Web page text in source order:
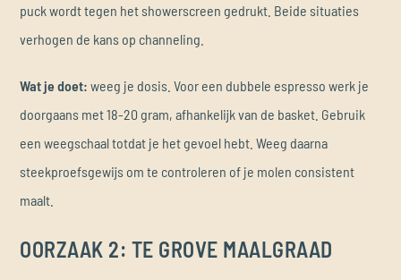
puck wordt tegen het showerscreen gedrukt. Beide situaties
verhogen de kans op channeling.
Wat je doet: weeg je dosis. Voor een dubbele espresso werk je
doorgaans met 18-20 gram, afhankelijk van de basket. Gebruik
een weegschaal totdat je het gevoel hebt. Weeg daarna
steekproefsgewijs om te controleren of je molen consistent
maalt.
OORZAAK 2: TE GROVE MAALGRAAD